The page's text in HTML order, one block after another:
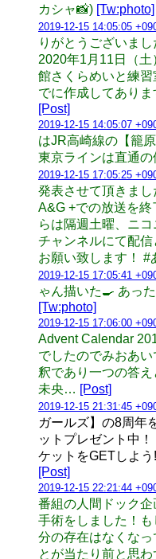
カシャ📸) [Tw:photo]
2019-12-15 14:05:05
りがとうございま
2020年1月11日（
館さくらめいと練
でに作成してあり
[Post]
2019-12-15 14:05:07
はJR高崎線の【籠
東京ラインは直通
2019-12-15 17:05:25
発表させて頂きま
A&G +での放送を
らは隔週土曜、ニ
チャンネルにて配信
お願い致します！ #
2019-12-15 17:05:41
ゃん描いた🍳 あっ
[Tw:photo]
2019-12-15 17:06:00
Advent Calendar
でしたのでみおあ
釈であり一つの答
未央… [Post]
2019-12-15 21:31:45
ガールズ】の8周年
ットプレゼント中
ケットをGETしよ
[Post]
2019-12-15 22:21:44
番組の人間ドック
手術をしました！
分の存在はなくな
とが当たり前と思